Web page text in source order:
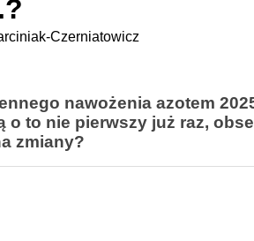
Czerniatowicz
nawożenia azotem
o to nie pierwszy już raz,
zmiany?